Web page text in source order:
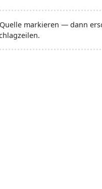
markieren — dann